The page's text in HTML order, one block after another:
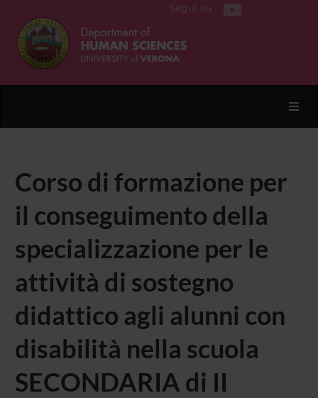
Segui su
Corso di formazione per
il conseguimento della
specializzazione per le
attività di sostegno
didattico agli alunni con
disabilità nella scuola
SECONDARIA di II